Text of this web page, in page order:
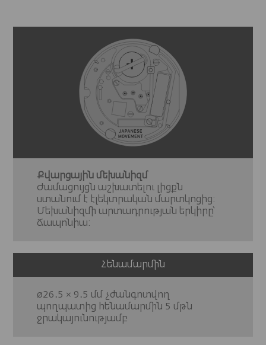
Քվարցային մեխանիզմ
Ժամացույցն աշխատելու լիցքն
ստանում է էլեկտրական մարտկոցից:
Մեխանիզմի արտադրության երկիրը՝
Ճապոնիա:
Հենամարմին
ø26․5 × 9․5 մմ չժանգոտվող
պողպատից հենամարմին 5 մթն
ջրակայունությամբ